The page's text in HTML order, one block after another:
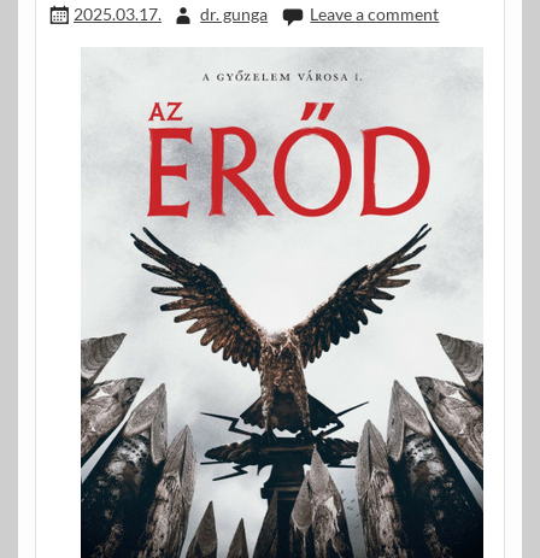
2025.03.17. dr. gunga Leave a comment